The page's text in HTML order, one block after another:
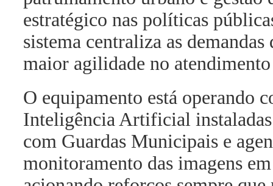
estratégico nas políticas
sistema centraliza as
maior agilidade no
O equipamento está operando
Inteligência Artificial
com Guardas Municipais e
monitoramento das imagens